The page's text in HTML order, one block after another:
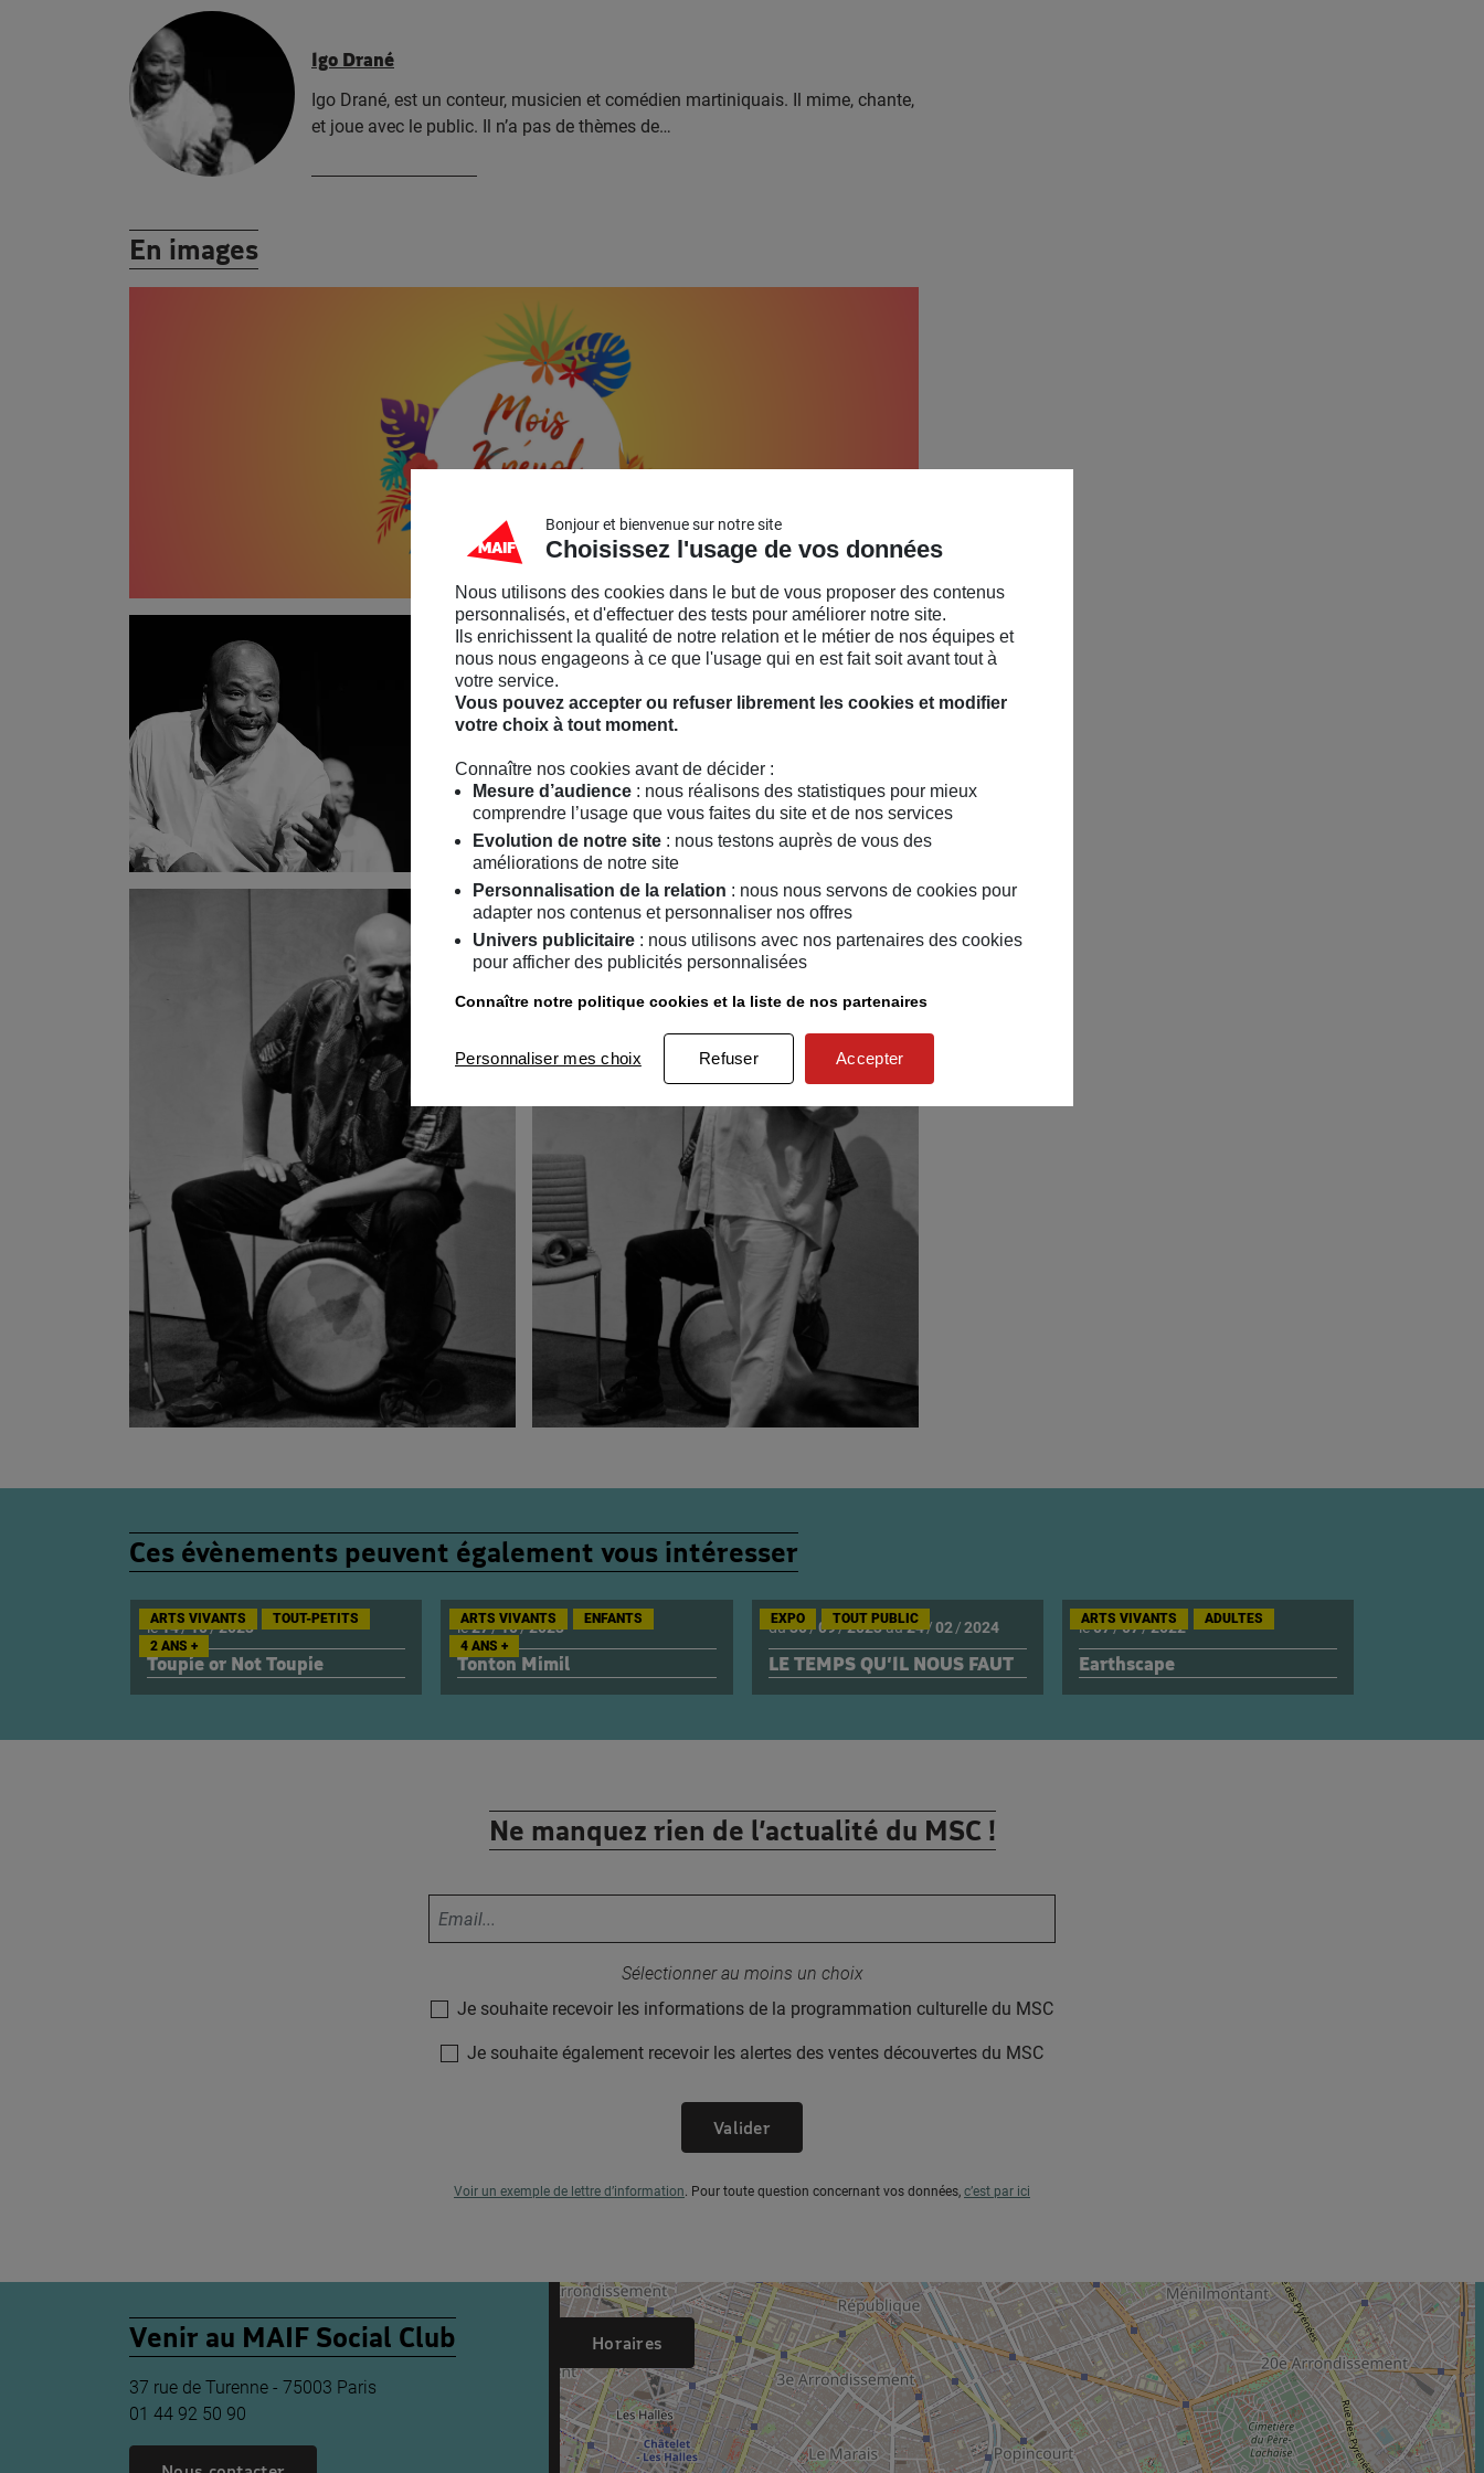
Igo Drané
Igo Drané, est un conteur, musicien et comédien martiniquais. Il mime, chante,
et joue avec le public. Il n’a pas de thèmes de…
En images
Ces évènements peuvent également vous intéresser
Toupie or Not Toupie
le14/10/2023
ARTS VIVANTS
TOUT-PETITS
2 ANS +
Tonton Mimil
le27/10/2023
ARTS VIVANTS
ENFANTS
4 ANS +
LE TEMPS QU’IL NOUS FAUT
du30/09/2023au24/02/2024
EXPO TOUT PUBLIC
Earthscape
le07/07/2022
ARTS VIVANTS ADULTES
Ne manquez rien de l’actualité du MSC !
Sélectionner au moins un choix
Je souhaite recevoir les informations de la programmation culturelle du MSC
Je souhaite également recevoir les alertes des ventes découvertes du MSC
Valider
Voir un exemple de lettre d’information. Pour toute question concernant vos données, c’est par ici
Venir au MAIF Social Club
37 rue de Turenne - 75003 Paris
01 44 92 50 90
Horaires
Bonjour et bienvenue sur notre site
Choisissez l'usage de vos données
Nous utilisons des cookies dans le but de vous proposer des contenus
personnalisés, et d'effectuer des tests pour améliorer notre site.
Ils enrichissent la qualité de notre relation et le métier de nos équipes et
nous nous engageons à ce que l'usage qui en est fait soit avant tout à
votre service.
Vous pouvez accepter ou refuser librement les cookies et modifier
votre choix à tout moment.
Connaître nos cookies avant de décider :
Mesure d’audience : nous réalisons des statistiques pour mieux
comprendre l’usage que vous faites du site et de nos services
Evolution de notre site : nous testons auprès de vous des
améliorations de notre site
Personnalisation de la relation : nous nous servons de cookies pour
adapter nos contenus et personnaliser nos offres
Univers publicitaire : nous utilisons avec nos partenaires des cookies
pour afficher des publicités personnalisées
Connaître notre politique cookies et la liste de nos partenaires
Personnaliser mes choix Refuser Accepter